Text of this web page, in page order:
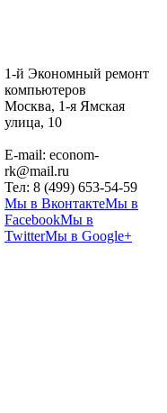
1-й Экономный ремонт
компьютеров
Москва, 1-я Ямская
улица, 10
E-mail: econom-
rk@mail.ru
Тел: 8 (499) 653-54-59
Мы в ВконтактеМы в
FacebookМы в
TwitterМы в Google+